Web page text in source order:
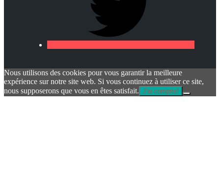
Nous utilisons des cookies pour vous garantir la meilleure
expérience sur notre site web. Si vous continuez à utiliser ce site,
nous supposerons que vous en êtes satisfait. J'ai compris!